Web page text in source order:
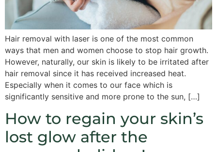
Hair removal with laser is one of the most common
ways that men and women choose to stop hair growth.
However, naturally, our skin is likely to be irritated after
hair removal since it has received increased heat.
Especially when it comes to our face which is
significantly sensitive and more prone to the sun, […]
How to regain your skin’s
lost glow after the